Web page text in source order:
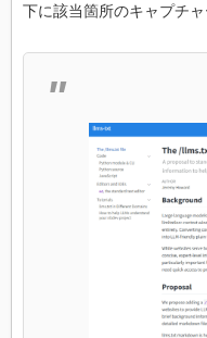
下に該当箇所のキャプチ